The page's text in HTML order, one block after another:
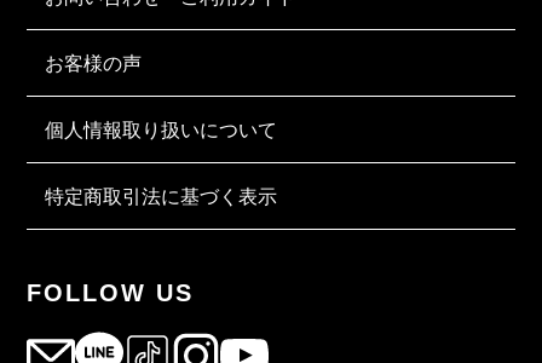
お客様の声
個人情報取り扱いについて
特定商取引法に基づく表示
FOLLOW US